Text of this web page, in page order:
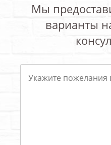
Мы
варианты